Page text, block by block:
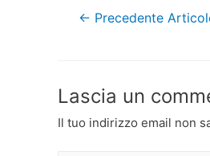
Navigazione
← Precedente
Lascia un
Il tuo indirizzo email non